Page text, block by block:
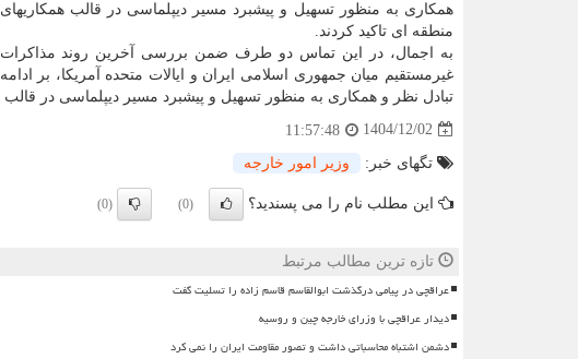
همکاری به منظور تسهیل و پیشبرد مسیر دیپلماسی در قالب همکاریهای
منطقه ای تاکید کردند.
به اجمال، در این تماس دو طرف ضمن بررسی آخرین روند مذاکرات
غیرمستقیم میان جمهوری اسلامی ایران و ایالات متحده آمریکا، بر ادامه
تبادل نظر و همکاری به منظور تسهیل و پیشبرد مسیر دیپلماسی در قالب
1404/12/02
11:57:48
تگهای خبر: وزیر امور خارجه
این مطلب نام را می پسندید؟ (0)
(0)
تازه ترین مطالب مرتبط
عراقچی در پیامی درگذشت ابوالقاسم قاسم زاده را تسلیت گفت
دیدار عراقچی با وزرای خارجه چین و روسیه
دشمن اشتباه محاسباتی داشت و تصور مقاومت ایران را نمی کرد